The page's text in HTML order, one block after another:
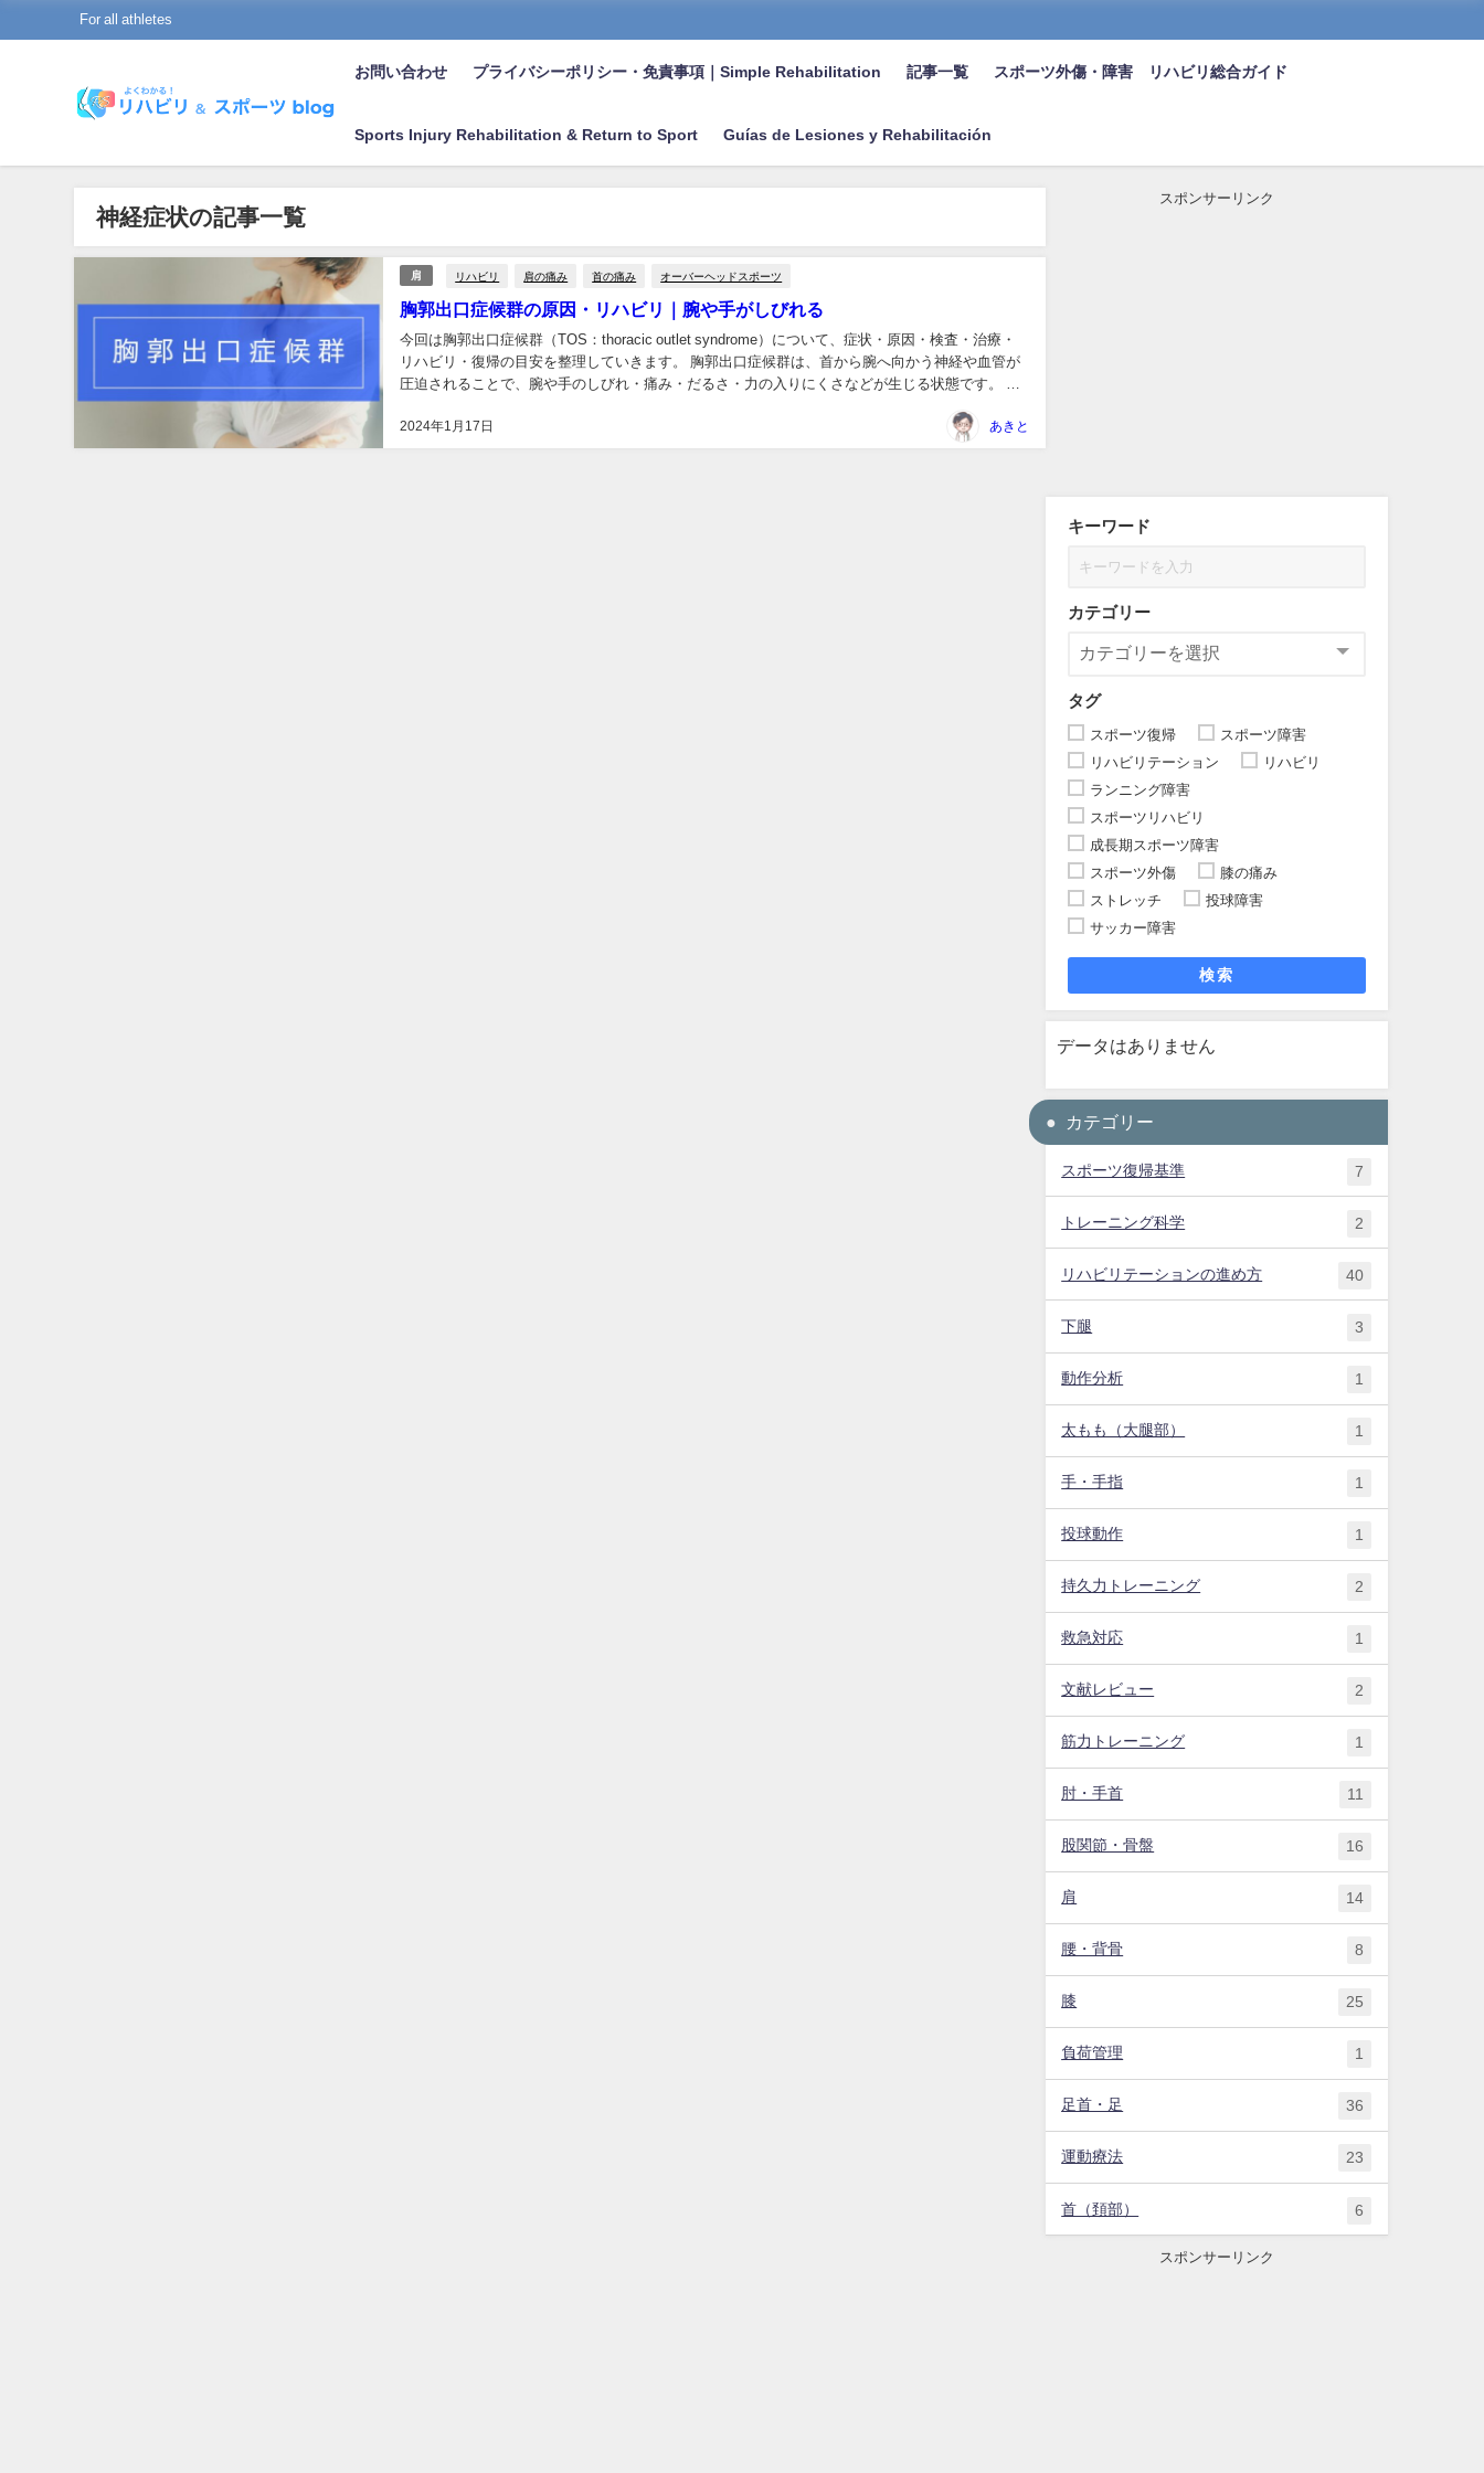
For all athletes
お問い合わせ プライバシーポリシー・免責事項｜Simple Rehabilitation 記事一覧 スポーツ外傷・障害 リハビリ総合ガイド
Sports Injury Rehabilitation & Return to Sport Guías de Lesiones y Rehabilitación
神経症状の記事一覧
肩 リハビリ 肩の痛み 首の痛み オーバーヘッドスポーツ
胸郭出口症候群の原因・リハビリ｜腕や手がしびれる
2024年1月17日
今回は胸郭出口症候群（TOS：thoracic outlet syndrome）について、症状・原因・検査・治療・
リハビリ・復帰の目安を整理していきます。 胸郭出口症候群は、首から腕へ向かう神経や血管が
圧迫されることで、腕や手のしびれ・痛み・だるさ・力の入りにくさなどが生じる状態です。 軽
あきと
スポンサーリンク
キーワード
カテゴリー
タグ
スポーツ復帰
スポーツ障害
リハビリテーション
リハビリ
ランニング障害
スポーツリハビリ
成長期スポーツ障害
スポーツ外傷
膝の痛み
ストレッチ
投球障害
サッカー障害
検索
データはありません
カテゴリー
スポーツ復帰基準 7
トレーニング科学 2
リハビリテーションの進め方 40
下腿 3
動作分析 1
太もも（大腿部） 1
手・手指 1
投球動作 1
持久力トレーニング 2
救急対応 1
文献レビュー 2
筋力トレーニング 1
肘・手首 11
股関節・骨盤 16
肩 14
腰・背骨 8
膝 25
負荷管理 1
足首・足 36
運動療法 23
首（頚部） 6
スポンサーリンク